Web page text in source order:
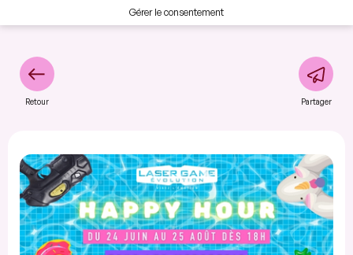
Gérer le consentement
Retour Partager